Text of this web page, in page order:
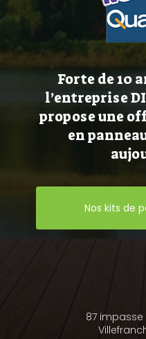
Forte de 10
l’entreprise
propose une
en
Nos kits de
87 impasse